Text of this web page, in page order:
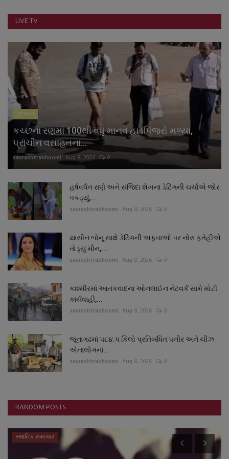
નાણાંકીય સમાચાર
સ્થાનિક સમાચાર
સ્પોર્ટ્સ
રાશિફળ
ગુનાખોરી
બોલિવૂડ
સ્વાસ્થ્ય
LIVE TV
ગુજરાત
કચ્છના રણમાં 100થી વધુ માનવ હાડપિંજરો મળ્યા,
પ્રાચીન વસાહતના...
saurashtrabhoomi Aug 8, 2026 0
હર્ષવર્ધન રાણે અને સંજિદા શેખના ડેટિંગની ચર્ચાએ જોર
પકડ્યું,...
saurashtrabhoomi Aug 8, 2026 0
યાસીન બોનૂ સાથે ડેટિંગની અફવાઓ પર નોરા ફતેહીએ
તોડ્યું મૌન,...
saurashtrabhoomi Aug 8, 2026 0
કાશ્મીરમાં આતંકવાદના ઓનલાઈન નેટવર્ક સામે મોટી
કાર્યવાહી,...
saurashtrabhoomi Aug 8, 2026 0
જૂનાગઢમાં ૫૮૪.૫ કિલો પ્રતિબંધિત પનીર અને ચીઝ
એનાલોગનાં...
saurashtrabhoomi Aug 8, 2026 0
RANDOM POSTS
સ્થાનિક સમાચાર